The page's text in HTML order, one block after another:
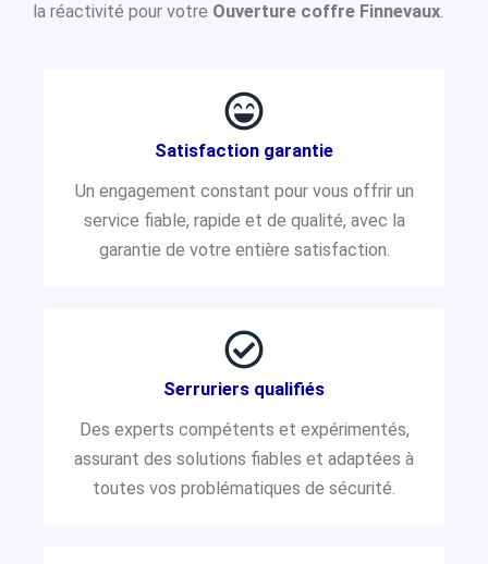
la réactivité pour votre Ouverture coffre Finnevaux.
Satisfaction garantie
Un engagement constant pour vous offrir un
service fiable, rapide et de qualité, avec la
garantie de votre entière satisfaction.
Serruriers qualifiés
Des experts compétents et expérimentés,
assurant des solutions fiables et adaptées à
toutes vos problématiques de sécurité.